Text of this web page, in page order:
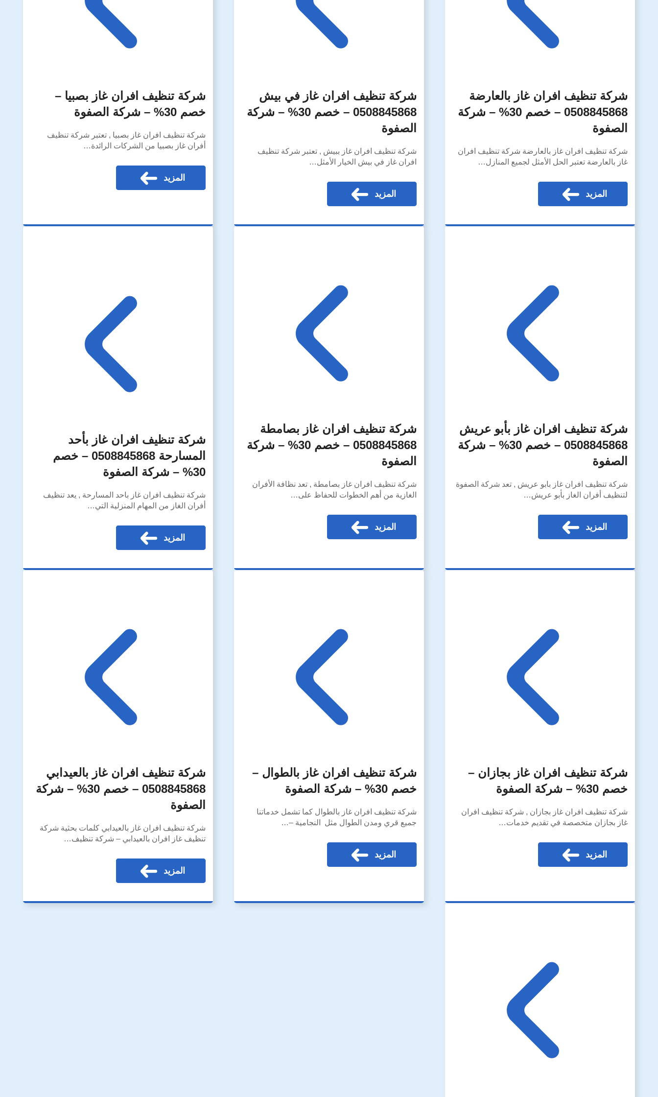
شركة تنظيف افران غاز بالعارضة
0508845868 – خصم 30% – شركة
الصفوة
شركة تنظيف افران غاز بالعارضة شركة تنظيف افران
غاز بالعارضة تعتبر الحل الأمثل لجميع المنازل…
المزيد
شركة تنظيف افران غاز في بيش
0508845868 – خصم 30% – شركة
الصفوة
شركة تنظيف افران غاز ببيش , تعتبر شركة تنظيف
افران غاز في بيش الخيار الأمثل…
المزيد
شركة تنظيف افران غاز بصبيا –
خصم 30% – شركة الصفوة
شركة تنظيف افران غاز بصبيا , تعتبر شركة تنظيف
أفران غاز بصبيا من الشركات الرائدة…
المزيد
شركة تنظيف افران غاز بأبو عريش
0508845868 – خصم 30% – شركة
الصفوة
شركة تنظيف افران غاز بابو عريش , تعد شركة الصفوة
لتنظيف أفران الغاز بأبو عريش…
المزيد
شركة تنظيف افران غاز بصامطة
0508845868 – خصم 30% – شركة
الصفوة
شركة تنظيف افران غاز بصامطة , تعد نظافة الأفران
الغازية من أهم الخطوات للحفاظ على…
المزيد
شركة تنظيف افران غاز بأحد
المسارحة 0508845868 – خصم
30% – شركة الصفوة
شركة تنظيف افران غاز باحد المسارحة , يعد تنظيف
أفران الغاز من المهام المنزلية التي…
المزيد
شركة تنظيف افران غاز بجازان –
خصم 30% – شركة الصفوة
شركة تنظيف افران غاز بجازان , شركة تنظيف افران
غاز بجازان متخصصة في تقديم خدمات…
المزيد
شركة تنظيف افران غاز بالطوال –
خصم 30% – شركة الصفوة
شركة تنظيف افران غاز بالطوال كما تشمل خدماتنا
جميع قري ومدن الطوال مثل النجامية –…
المزيد
شركة تنظيف افران غاز بالعيدابي
0508845868 – خصم 30% – شركة
الصفوة
شركة تنظيف افران غاز بالعيدابي كلمات بحثية شركة
تنظيف غاز افران بالعيدابي – شركة تنظيف…
المزيد